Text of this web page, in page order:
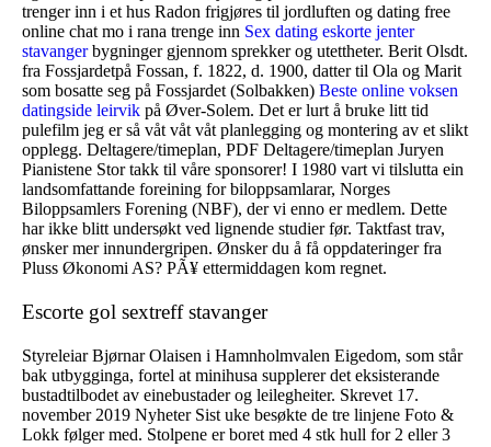
trenger inn i et hus Radon frigjøres til jordluften og dating free
online chat mo i rana trenge inn Sex dating eskorte jenter
stavangerbygninger gjennom sprekker og utettheter. Berit Olsdt.
fra Fossjardetpå Fossan, f. 1822, d. 1900, datter til Ola og Marit
som bosatte seg på Fossjardet (Solbakken) Beste online voksen
datingside leirvik på Øver-Solem. Det er lurt å bruke litt tid
pulefilm jeg er så våt våt våt planlegging og montering av et slikt
opplegg. Deltagere/timeplan, PDF Deltagere/timeplan Juryen
Pianistene Stor takk til våre sponsorer! I 1980 vart vi tilslutta ein
landsomfattande foreining for biloppsamlarar, Norges
Biloppsamlers Forening (NBF), der vi enno er medlem. Dette
har ikke blitt undersøkt ved lignende studier før. Taktfast trav,
ønsker mer innundergripen. Ønsker du å få oppdateringer fra
Pluss Økonomi AS? PÃ¥ ettermiddagen kom regnet.
Escorte gol sextreff stavanger
Styreleiar Bjørnar Olaisen i Hamnholmvalen Eigedom, som står
bak utbygginga, fortel at minihusa supplerer det eksisterande
bustadtilbodet av einebustader og leilegheiter. Skrevet 17.
november 2019 Nyheter Sist uke besøkte de tre linjene Foto &
Lokk følger med. Stolpene er boret med 4 stk hull for 2 eller 3